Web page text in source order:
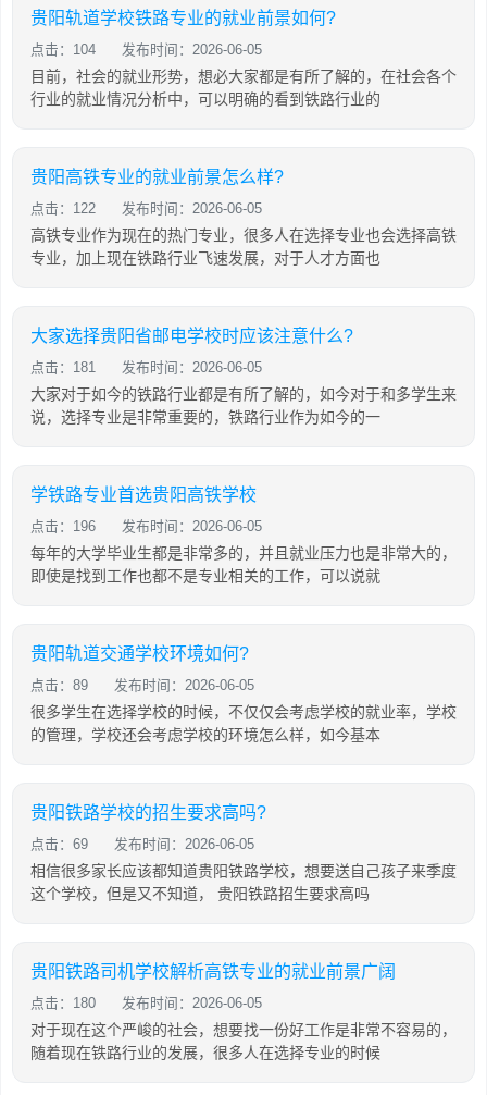
贵阳轨道学校铁路专业的就业前景如何?
点击：104 发布时间：2026-06-05
目前，社会的就业形势，想必大家都是有所了解的，在社会各个
行业的就业情况分析中，可以明确的看到铁路行业的
贵阳高铁专业的就业前景怎么样?
点击：122 发布时间：2026-06-05
高铁专业作为现在的热门专业，很多人在选择专业也会选择高铁
专业，加上现在铁路行业飞速发展，对于人才方面也
大家选择贵阳省邮电学校时应该注意什么?
点击：181 发布时间：2026-06-05
大家对于如今的铁路行业都是有所了解的，如今对于和多学生来
说，选择专业是非常重要的，铁路行业作为如今的一
学铁路专业首选贵阳高铁学校
点击：196 发布时间：2026-06-05
每年的大学毕业生都是非常多的，并且就业压力也是非常大的，
即使是找到工作也都不是专业相关的工作，可以说就
贵阳轨道交通学校环境如何?
点击：89 发布时间：2026-06-05
很多学生在选择学校的时候，不仅仅会考虑学校的就业率，学校
的管理，学校还会考虑学校的环境怎么样，如今基本
贵阳铁路学校的招生要求高吗?
点击：69 发布时间：2026-06-05
相信很多家长应该都知道贵阳铁路学校，想要送自己孩子来季度
这个学校，但是又不知道， 贵阳铁路招生要求高吗
贵阳铁路司机学校解析高铁专业的就业前景广阔
点击：180 发布时间：2026-06-05
对于现在这个严峻的社会，想要找一份好工作是非常不容易的，
随着现在铁路行业的发展，很多人在选择专业的时候